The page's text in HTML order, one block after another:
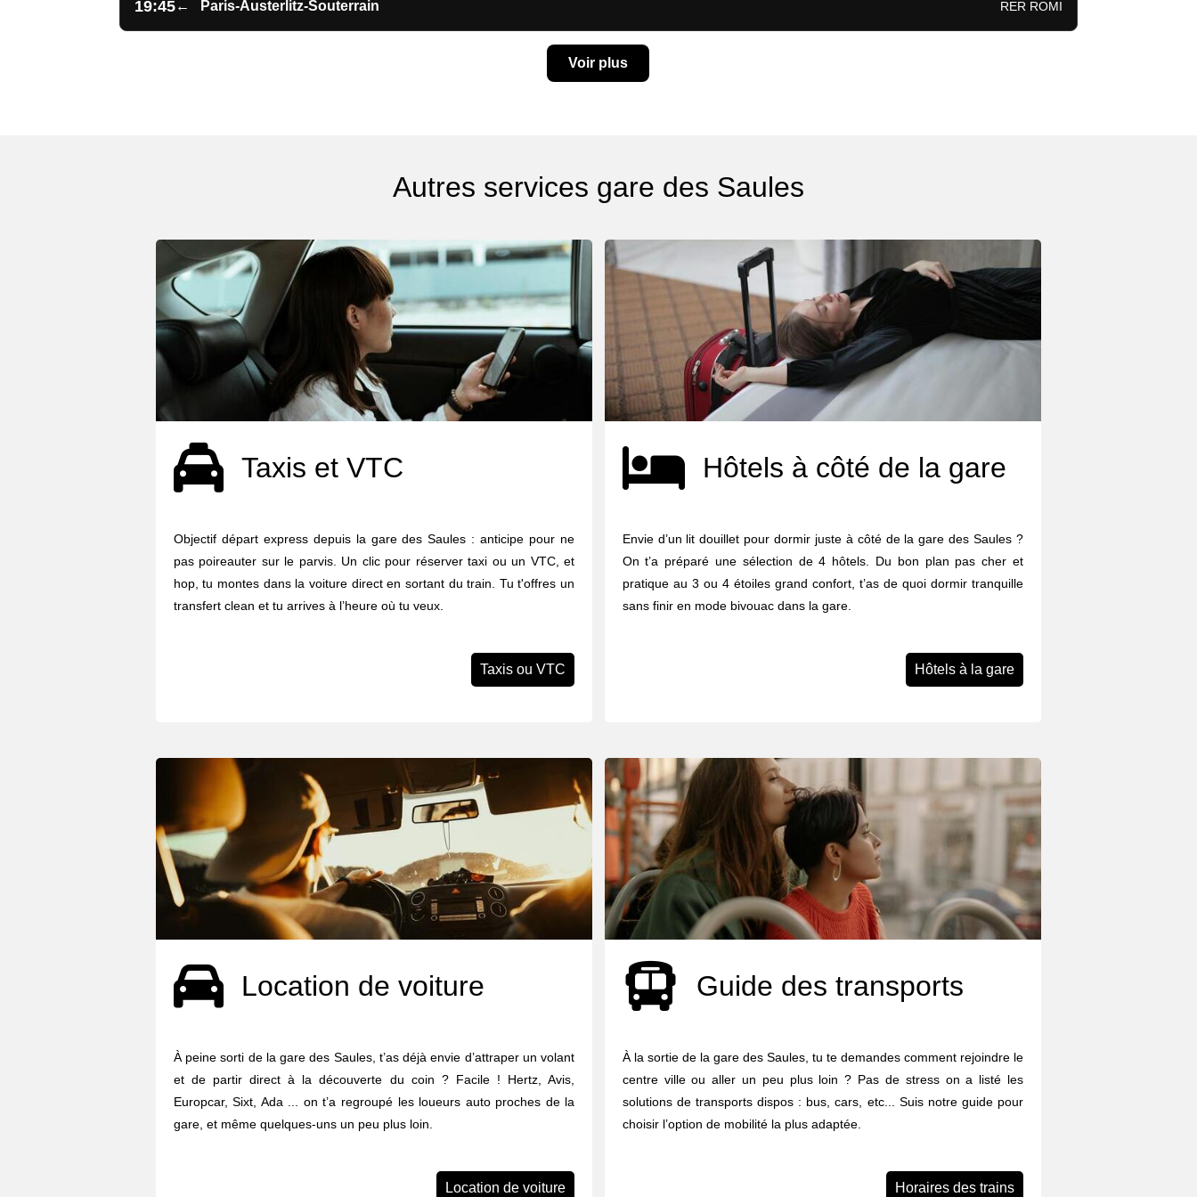
19:45← Paris-Austerlitz-Souterrain RER ROMI
Voir plus
Autres services gare des Saules
Taxis et VTC
Objectif départ express depuis la gare des Saules : anticipe pour ne
pas poireauter sur le parvis. Un clic pour réserver taxi ou un VTC, et
hop, tu montes dans la voiture direct en sortant du train. Tu t'offres un
transfert clean et tu arrives à l’heure où tu veux.
Taxis ou VTC
Hôtels à côté de la gare
Envie d’un lit douillet pour dormir juste à côté de la gare des Saules ?
On t’a préparé une sélection de 4 hôtels. Du bon plan pas cher et
pratique au 3 ou 4 étoiles grand confort, t’as de quoi dormir tranquille
sans finir en mode bivouac dans la gare.
Hôtels à la gare
Location de voiture
À peine sorti de la gare des Saules, t’as déjà envie d’attraper un volant
et de partir direct à la découverte du coin ? Facile ! Hertz, Avis,
Europcar, Sixt, Ada ... on t’a regroupé les loueurs auto proches de la
gare, et même quelques-uns un peu plus loin.
Location de voiture
Guide des transports
À la sortie de la gare des Saules, tu te demandes comment rejoindre le
centre ville ou aller un peu plus loin ? Pas de stress on a listé les
solutions de transports dispos : bus, cars, etc... Suis notre guide pour
choisir l’option de mobilité la plus adaptée.
Horaires des trains